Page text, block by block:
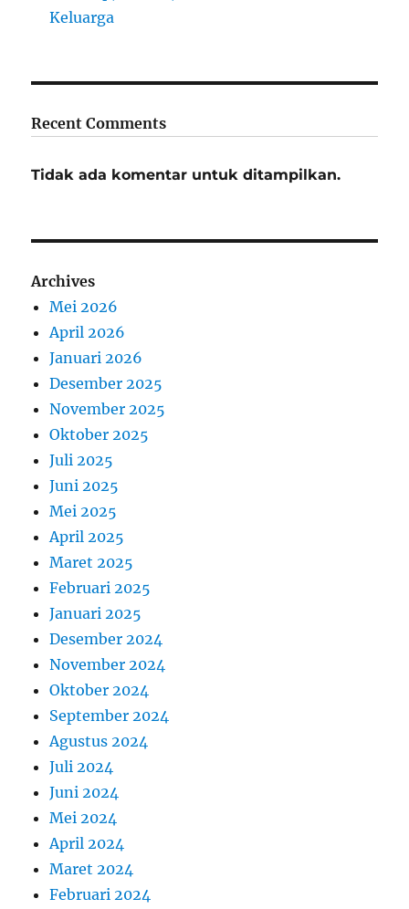
Keluarga
Recent Comments
Tidak ada komentar untuk ditampilkan.
Archives
Mei 2026
April 2026
Januari 2026
Desember 2025
November 2025
Oktober 2025
Juli 2025
Juni 2025
Mei 2025
April 2025
Maret 2025
Februari 2025
Januari 2025
Desember 2024
November 2024
Oktober 2024
September 2024
Agustus 2024
Juli 2024
Juni 2024
Mei 2024
April 2024
Maret 2024
Februari 2024